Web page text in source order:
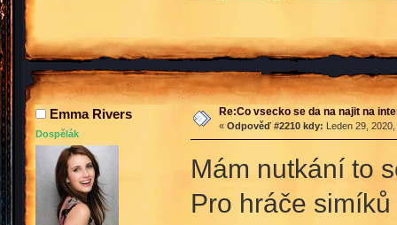
Emma Rivers
Dospělák
Re:Co vsecko se da na najit na
« Odpověď #2210 kdy: Leden 29,
Mám nutkání to
Pro hráče